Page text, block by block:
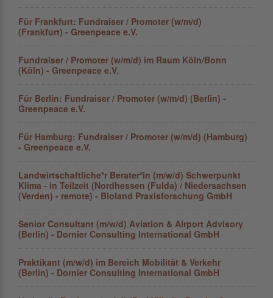
Für Frankfurt: Fundraiser / Promoter (w/m/d)
(Frankfurt) - Greenpeace e.V.
Fundraiser / Promoter (w/m/d) im Raum Köln/Bonn
(Köln) - Greenpeace e.V.
Für Berlin: Fundraiser / Promoter (w/m/d) (Berlin) -
Greenpeace e.V.
Für Hamburg: Fundraiser / Promoter (w/m/d) (Hamburg)
- Greenpeace e.V.
Landwirtschaftliche*r Berater*in (m/w/d) Schwerpunkt
Klima - in Teilzeit (Nordhessen (Fulda) / Niedersachsen
(Verden) - remote) - Bioland Praxisforschung GmbH
Senior Consultant (m/w/d) Aviation & Airport Advisory
(Berlin) - Dornier Consulting International GmbH
Praktikant (m/w/d) im Bereich Mobilität & Verkehr
(Berlin) - Dornier Consulting International GmbH